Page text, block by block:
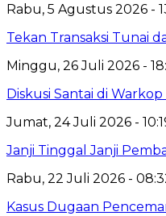
Rabu, 5 Agustus 2026 -
Tekan Transaksi Tunai
Minggu, 26 Juli 2026 -
Diskusi Santai di
Jumat, 24 Juli 2026 -
Janji Tinggal Janji
Rabu, 22 Juli 2026 -
Kasus Dugaan